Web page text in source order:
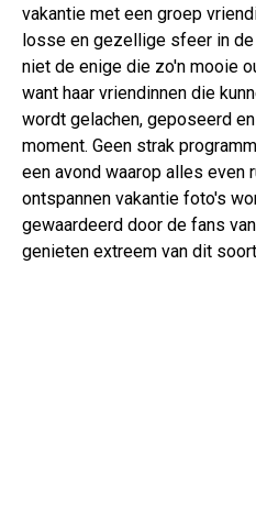
vakantie met een groep
losse en gezellige sfeer in
niet de enige die zo'n mooie
want haar vriendinnen die
wordt gelachen, geposeerd
moment. Geen strak
een avond waarop alles even
ontspannen vakantie foto's
gewaardeerd door de fans
genieten extreem van dit